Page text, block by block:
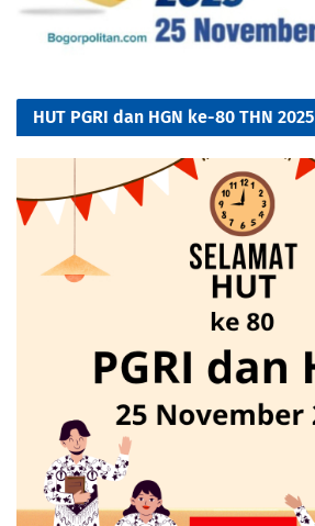
HUT PGRI dan HGN ke-80 THN 2025